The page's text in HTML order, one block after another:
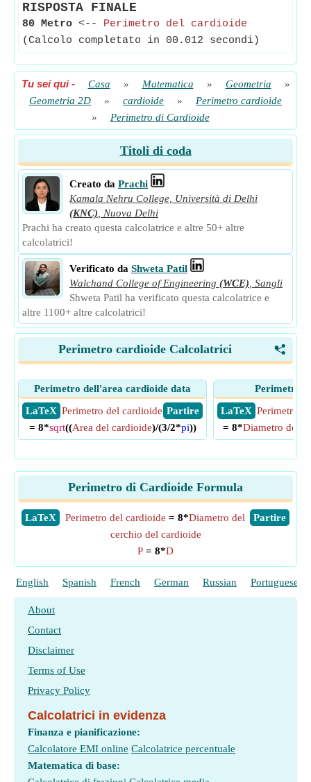
RISPOSTA FINALE
80 Metro <-- Perimetro del cardioide
(Calcolo completato in 00.012 secondi)
Tu sei qui- Casa » Matematica » Geometria
»
Geometria 2D
» cardioide »
Perimetro cardioide
»
Perimetro di Cardioide
Titoli di coda
Creato da Prachi
Kamala Nehru College, Università di Delhi
(KNC)
Nuova Delhi
Prachi ha creato questa calcolatrice e altre 50+ altre
calcolatrici!
Verificato da Shweta Patil
Walchand College of Engineering (WCE) Sangli
Shweta Patil ha verificato questa calcolatrice e
altre 1100+ altre calcolatrici!
<
Perimetro cardioide Calcolatrici
Perimetro dell'area cardioide data
​ LaTeX
​ Partire
Perimetro del cardioide
= 8*sqrt((Area del cardioide)/(3/2*pi))
Perimetro
​ LaTeX Perimetro
= 8*Diametro del
Perimetro di Cardioide Formula
​LaTeX ​Partire
Perimetro del cardioide = 8*Diametro del
cerchio del cardioide
P = 8*D
English Spanish French German Russian Portuguese
About
Contact
Disclaimer
Terms of Use
Privacy Policy
Calcolatrici in evidenza
Finanza e pianificazione:
Calcolatore EMI online Calcolatrice percentuale
Matematica di base: